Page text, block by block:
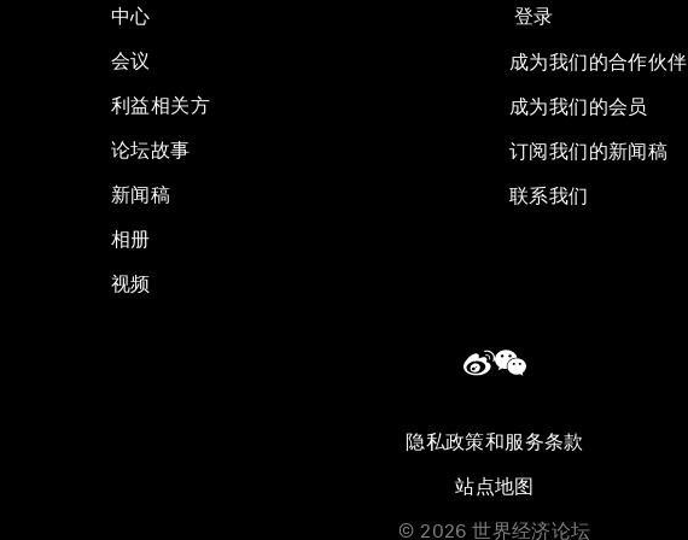
中心
会议
利益相关方
论坛故事
新闻稿
相册
视频
登录
成为我们的合作伙伴
成为我们的会员
订阅我们的新闻稿
联系我们
隐私政策和服务条款
站点地图
© 2026 世界经济论坛